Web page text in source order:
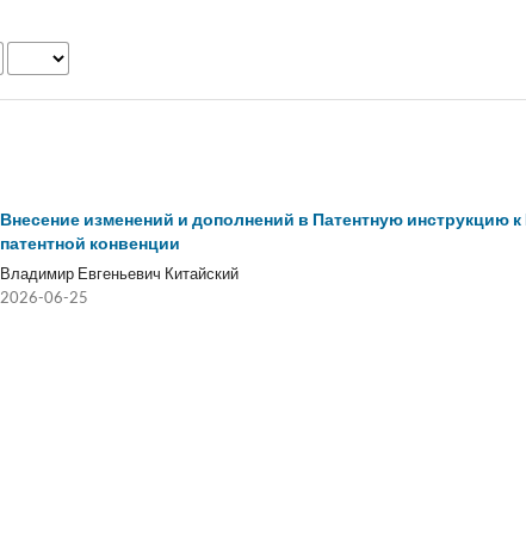
Внесение изменений и дополнений в Патентную инструкцию
патентной конвенции
Владимир Евгеньевич Китайский
2026-06-25